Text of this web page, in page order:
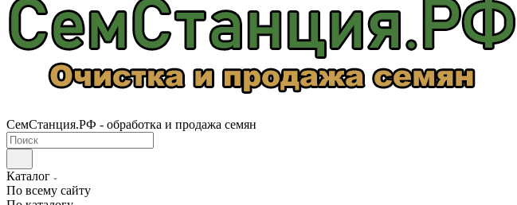
СемСтанция.РФ - обработка и продажа семян
Каталог
По всему сайту